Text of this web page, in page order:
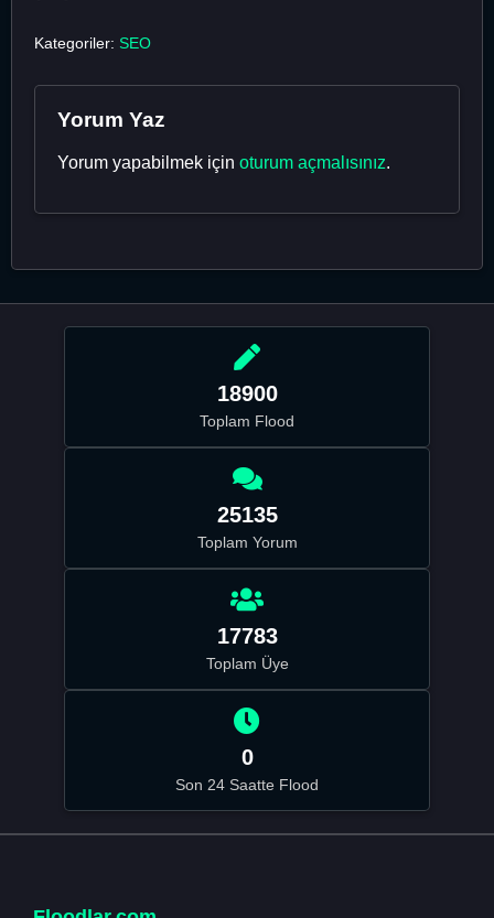
Kategoriler: SEO
Yorum Yaz
Yorum yapabilmek için oturum açmalısınız.
18900
Toplam Flood
25135
Toplam Yorum
17783
Toplam Üye
0
Son 24 Saatte Flood